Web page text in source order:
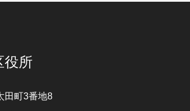
役所
田町3番地8